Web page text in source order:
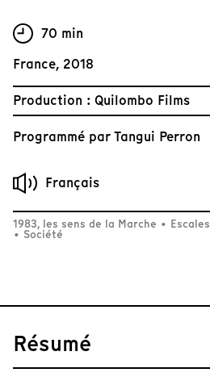
70 min
France, 2018
Production : Quilombo Films
Programmé parTangui Perron
Français
1983, les sens de la Marche • Escales
• Société
Résumé